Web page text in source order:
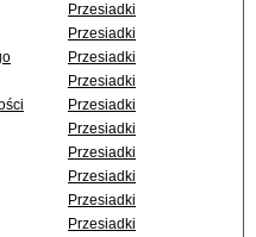
Przesiadki
Przesiadki
Przesiadki
Przesiadki
Przesiadki
Przesiadki
Przesiadki
Przesiadki
Przesiadki
Przesiadki